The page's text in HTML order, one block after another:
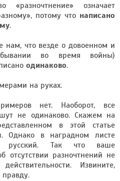
«разночтнение» означает
потому что написано
.
нам, что везде о довоенном и
во время войны)
одинаково.
на руках.
нет. Наоборот, все
не одинаково. Скажем на
в этой статье
Однако в наградном листе
русский. Так что ваше
отсутствии разночтнений не
действительности. Извините,
правду.